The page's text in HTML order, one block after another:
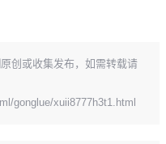
原创或收集发布，如需转载请
gonglue/xuii8777h3t1.html